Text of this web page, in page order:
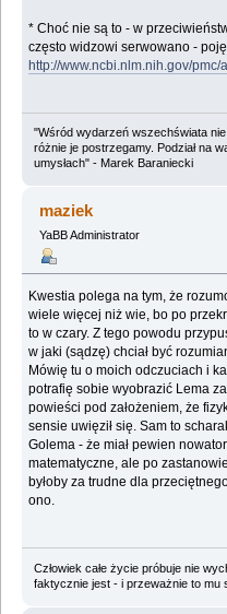
* Choć nie są to - w
często widzowi serwowano -
http://www.ncbi.nlm.nih.gov/
"Wśród wydarzeń wszechświata
różnie je postrzegamy. Podział na
umysłach" - Marek Baraniecki
maziek
YaBB Administrator
Kwestia polega na tym, że
wiele więcej niż wie, bo po
to w czary. Z tego powodu
w jaki (sądzę) chciał być
Mówię tu o moich odczuciach i
potrafię sobie wyobrazić Lema
powieści pod założeniem, że
sensie uwięził się. Sam to
Golema - że miał pewien
matematyczne, ale po
byłoby za trudne dla
ono.
Człowiek całe życie próbuje nie
faktycznie jest - i przeważnie to mu